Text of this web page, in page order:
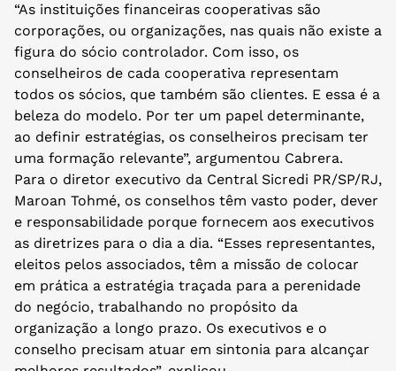
“As instituições financeiras cooperativas são
corporações, ou organizações, nas quais não existe a
figura do sócio controlador. Com isso, os
conselheiros de cada cooperativa representam
todos os sócios, que também são clientes. E essa é a
beleza do modelo. Por ter um papel determinante,
ao definir estratégias, os conselheiros precisam ter
uma formação relevante”, argumentou Cabrera.
Para o diretor executivo da Central Sicredi PR/SP/RJ,
Maroan Tohmé, os conselhos têm vasto poder, dever
e responsabilidade porque fornecem aos executivos
as diretrizes para o dia a dia. “Esses representantes,
eleitos pelos associados, têm a missão de colocar
em prática a estratégia traçada para a perenidade
do negócio, trabalhando no propósito da
organização a longo prazo. Os executivos e o
conselho precisam atuar em sintonia para alcançar